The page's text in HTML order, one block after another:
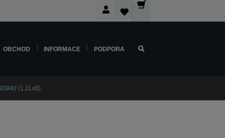
OBCHOD INFORMACE PODPORA
(1.1Lx6)